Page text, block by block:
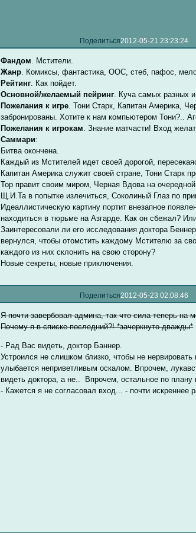
Поделиться2012-05-21 23:23:24
Фандом. Мстители.
Жанр. Комиксы, фантастика, ООС, стеб, пафос,
Рейтинг. Как пойдет.
Основной/желаемый пейринг. Куча самых разных
Пожелания к игре. Тони Старк, Капитан Америка,
забронированы. Хотите к нам компьютером Тони?..
Пожелания к игрокам. Знание матчасти! Вход
Саммари:
Битва окончена.
Каждый из Мстителей идет своей дорогой,
Капитан Америка служит своей стране, Тони Старк
Тор правит своим миром, Черная Вдова на
Щ.И.Та в попытке излечиться, Соколиный Глаз по
Идеаллистическую картину портит внезапное
находиться в тюрьме на Азгарде. Как он сбежал?
Заинтересовали ли его исследования доктора
вернулся, чтобы отомстить каждому Мстителю за
каждого из них склонить на свою сторону?
Новые секреты, новые приключения.
Поделиться2012-05-23 02:08:46
Я почти завербовал админа, так что сила теперь на
Почему я в списке последний?! *зачеркнуто дважды*
- Рад Вас видеть, доктор Баннер.
Устроился не слишком близко, чтобы не нервировать
улыбается неприветливым оскалом. Впрочем,
видеть доктора, а не.. Впрочем, остальное по плану
- Кажется я не согласовал вход... - почти искреннее